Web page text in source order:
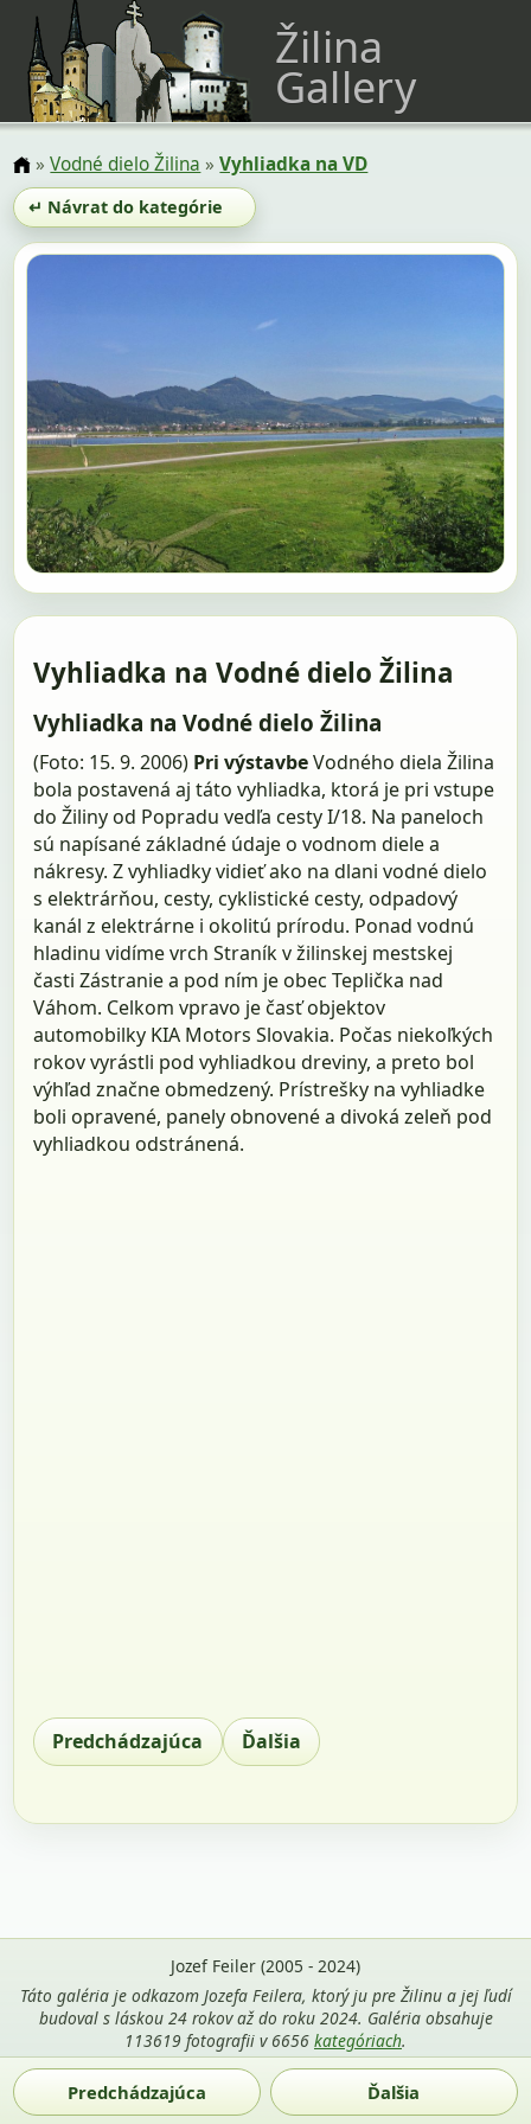
Žilina
Gallery
»Vodné dielo Žilina »Vyhliadka na VD
↵ Návrat do kategórie
Vyhliadka na Vodné dielo Žilina
Vyhliadka na Vodné dielo Žilina
(Foto: 15. 9. 2006) Pri výstavbeVodného diela Žilina
bola postavená aj táto vyhliadka, ktorá je pri vstupe
do Žiliny od Popradu vedľa cesty I/18. Na paneloch
sú napísané základné údaje o vodnom diele a
nákresy. Z vyhliadky vidieť ako na dlani vodné dielo
s elektrárňou, cesty, cyklistické cesty, odpadový
kanál z elektrárne i okolitú prírodu. Ponad vodnú
hladinu vidíme vrch Straník v žilinskej mestskej
časti Zástranie a pod ním je obec Teplička nad
Váhom. Celkom vpravo je časť objektov
automobilky KIA Motors Slovakia. Počas niekoľkých
rokov vyrástli pod vyhliadkou dreviny, a preto bol
výhľad značne obmedzený. Prístrešky na vyhliadke
boli opravené, panely obnovené a divoká zeleň pod
vyhliadkou odstránená.
Predchádzajúca Ďalšia
Predchádzajúca Ďalšia
Jozef Feiler (2005 - 2024)
Táto galéria je odkazom Jozefa Feilera, ktorý ju pre Žilinu a jej ľudí
budoval s láskou 24 rokov až do roku 2024. Galéria obsahuje
113619 fotografii v 6656 kategóriach.
Použitie fotografií z tejto stránky je povolené len s uvedením
mena autora Jozef Feiler a odkazu na
zilina-gallery.sk